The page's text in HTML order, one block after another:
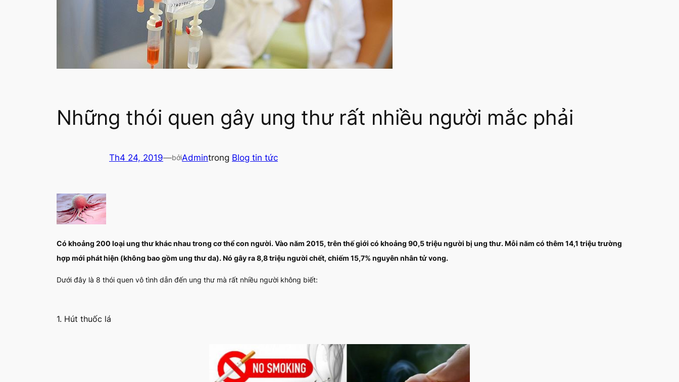
Những thói quen gây ung thư rất nhiều người mắc phải
Th4 24, 2019—bởiAdmintrong Blog tin tức
Có khoảng 200 loại ung thư khác nhau trong cơ thể con người. Vào năm 2015, trên thế giới có khoảng 90,5 triệu người bị ung thư. Mỗi năm có thêm 14,1 triệu trường
hợp mới phát hiện (không bao gồm ung thư da).Nó gây ra 8,8 triệu người chết, chiếm 15,7% nguyên nhân tử vong.
Dưới đây là 8 thói quen vô tình dẫn đến ung thư mà rất nhiều người không biết:
1. Hút thuốc lá